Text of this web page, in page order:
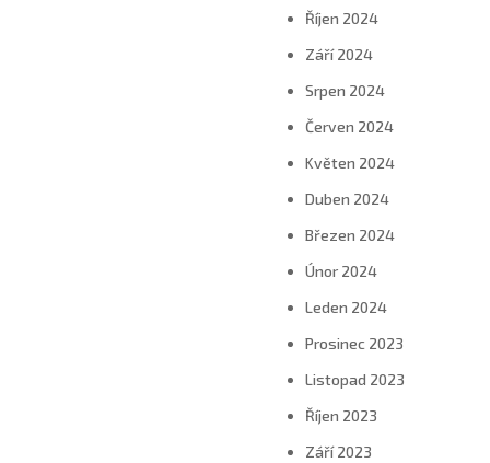
Říjen 2024
Září 2024
Srpen 2024
Červen 2024
Květen 2024
Duben 2024
Březen 2024
Únor 2024
Leden 2024
Prosinec 2023
Listopad 2023
Říjen 2023
Září 2023